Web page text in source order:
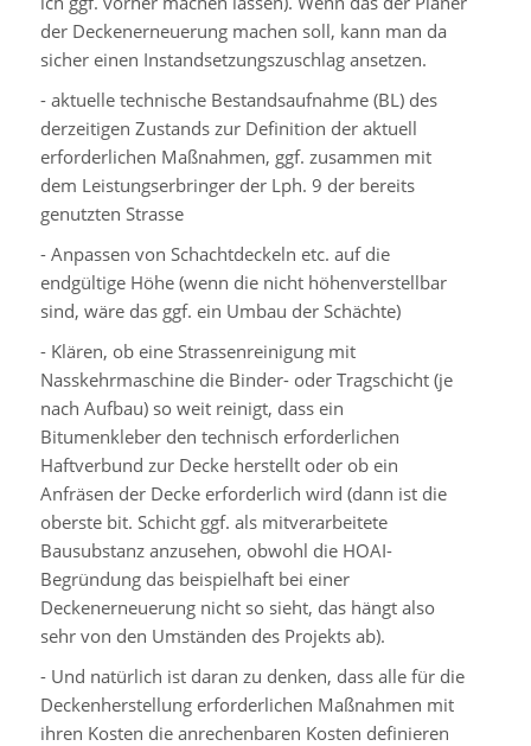
der Deckenerneuerung machen soll, kann man da
sicher einen Instandsetzungszuschlag ansetzen.
- aktuelle technische Bestandsaufnahme (BL) des
derzeitigen Zustands zur Definition der aktuell
erforderlichen Maßnahmen, ggf. zusammen mit
dem Leistungserbringer der Lph. 9 der bereits
genutzten Strasse
- Anpassen von Schachtdeckeln etc. auf die
endgültige Höhe (wenn die nicht höhenverstellbar
sind, wäre das ggf. ein Umbau der Schächte)
- Klären, ob eine Strassenreinigung mit
Nasskehrmaschine die Binder- oder Tragschicht (je
nach Aufbau) so weit reinigt, dass ein
Bitumenkleber den technisch erforderlichen
Haftverbund zur Decke herstellt oder ob ein
Anfräsen der Decke erforderlich wird (dann ist die
oberste bit. Schicht ggf. als mitverarbeitete
Bausubstanz anzusehen, obwohl die HOAI-
Begründung das beispielhaft bei einer
Deckenerneuerung nicht so sieht, das hängt also
sehr von den Umständen des Projekts ab).
- Und natürlich ist daran zu denken, dass alle für die
Deckenherstellung erforderlichen Maßnahmen mit
ihren Kosten die anrechenbaren Kosten definieren